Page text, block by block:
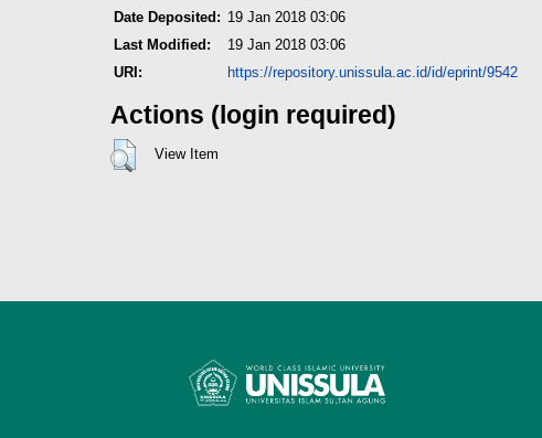
Date Deposited: 19 Jan 2018 03:06
Last Modified:
19 Jan 2018 03:06
URI:
https://repository.unissula.ac.id/id/eprint/9542
Actions (login required)
View Item